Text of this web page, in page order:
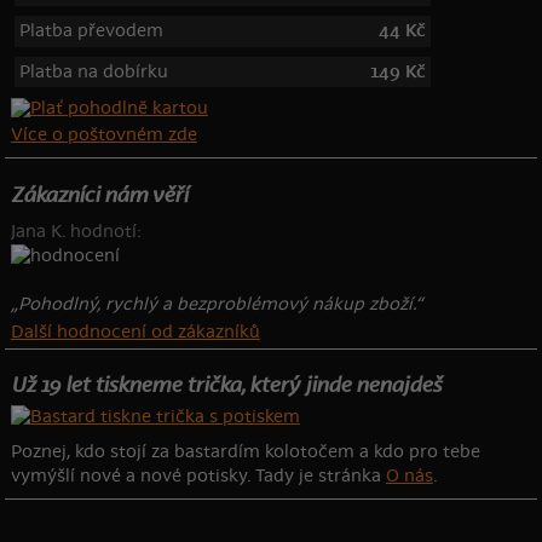
Platba převodem
44 Kč
Platba na dobírku
149 Kč
Více o poštovném zde
Zákazníci nám věří
Jana K. hodnotí:
„Pohodlný, rychlý a bezproblémový nákup zboží.“
Další hodnocení od zákazníků
Už 19 let tiskneme trička, který jinde nenajdeš
Poznej, kdo stojí za bastardím kolotočem a kdo pro tebe
vymýšlí nové a nové potisky. Tady je stránka O nás.